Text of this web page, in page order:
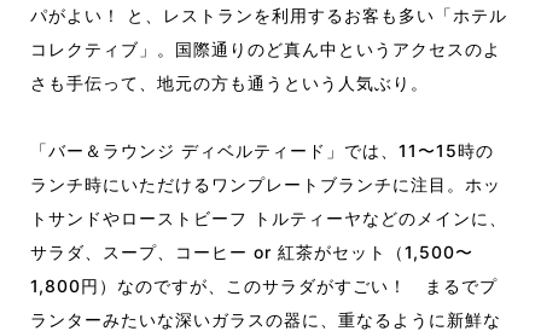
パがよい！ と、レストランを利用するお客も多い「ホテル
コレクティブ」。国際通りのど真ん中というアクセスのよ
さも手伝って、地元の方も通うという人気ぶり。
「バー＆ラウンジ ディベルティード」では、11〜15時の
ランチ時にいただけるワンプレートブランチに注目。ホッ
トサンドやローストビーフ トルティーヤなどのメインに、
サラダ、スープ、コーヒー or 紅茶がセット（1,500〜
1,800円）なのですが、このサラダがすごい！ まるでプ
ランターみたいな深いガラスの器に、重なるように新鮮な